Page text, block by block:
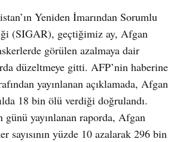
Yeniden İmarından Sorumlu
(SIGAR), geçtiğimiz ay, Afgan
görülen azalmaya dair
düzeltmeye gitti. AFP’nin haberine
yayınlanan açıklamada, Afgan
18 bin ölü verdiği doğrulandı.
yayınlanan raporda, Afgan
sayısının yüzde 10 azalarak 296 bin